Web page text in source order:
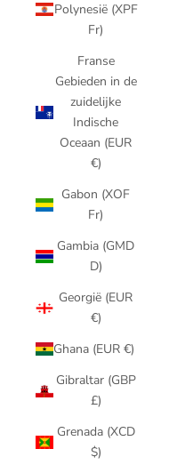
Polynesië (XPF
Fr)
Franse
Gebieden in de
zuidelijke
Indische
Oceaan (EUR
€)
Gabon (XOF
Fr)
Gambia (GMD
D)
Georgië (EUR
€)
Ghana (EUR €)
Gibraltar (GBP
£)
Grenada (XCD
$)